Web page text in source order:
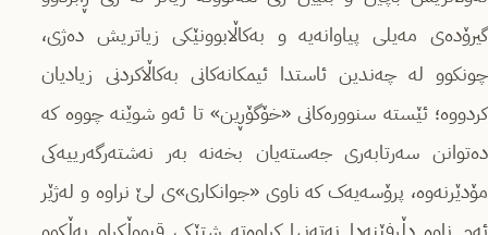
گیرۆدەی مەیلی پیاوانەیە و بەکاڵابوونێکی زیاتریش دەژی،
چونکوو لە چەندین ئاستدا ئیمکانەکانی بەکاڵاکردنی زیادیان
کردووە؛ ئێستە سنوورەکانی «خۆگۆڕین» تا ئەو شوێنە چووە کە
دەتوانن سەرتابەری جەستەیان بخەنە بەر نەشتەرگەرییەکی
مۆدێرنەوە، پرۆسەیەک کە ناوی «جوانکاری»ی لێ نراوە و لەژێر